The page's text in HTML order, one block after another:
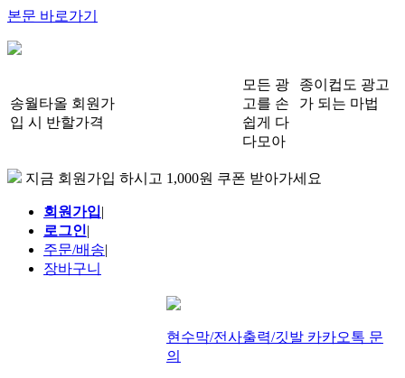
본문 바로가기
송월타올 회원가
입 시 반할가격
모든 광
고를 손
쉽게 다
다모아
종이컵도 광고
가 되는 마법
지금 회원가입 하시고 1,000원 쿠폰 받아가세요
회원가입|
로그인|
주문/배송|
장바구니
현수막/전사출력/깃발 카카오톡 문
의